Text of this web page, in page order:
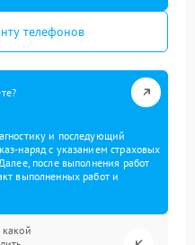
телефонов
и последующий
наряд с указанием страховых
после выполнения работ
выполненных работ и